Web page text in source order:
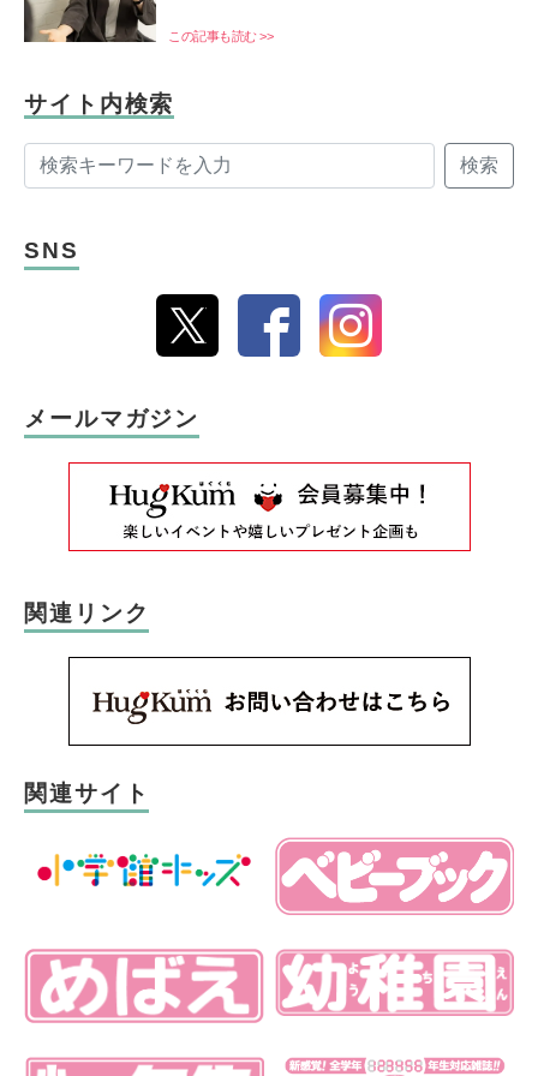
この記事も読む >>
サイト内検索
検索
SNS
メールマガジン
関連リンク
関連サイト